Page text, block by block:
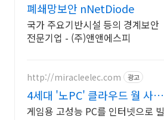
폐쇄망보안 nNetDiode
국가 주요기반시설 등의 경계보안
전문기업 - (주)앤앤에스피
http://miracleelec.com 광고
4세대 '노PC' 클라우드 월 사용
료 1만원부터~
게임용 고성능 PC를 인터넷으로 빌